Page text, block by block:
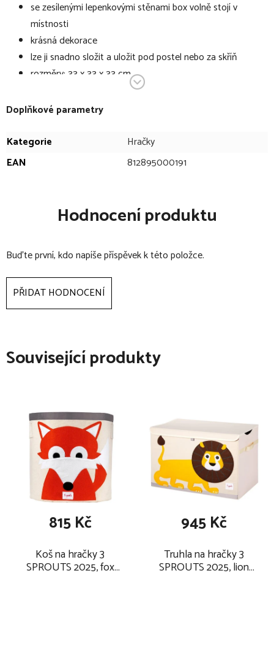
se zesílenými lepenkovými stěnami box volně stojí v
místnosti
krásná dekorace
lze ji snadno složit a uložit pod postel nebo za skříň
rozměry: 33 x 33 x 33 cm
materiál: 100% polyester, dekor: 100% polyesterová
plstěná aplikace, uvnitř: 100% lepenka
VAROVÁNÍ: Tento produkt není hračka. Před použitím odstaňte
obal. Obal udržujte mimo dosah dítěte. Nevhodné pro děti do 3
upozornění. Obrázky mají pouze informativní charakter.
Doplňkové parametry
Kategorie
Hračky
EAN
812895000191
Hodnocení produktu
Buďte první, kdo napíše příspěvek k této položce.
PŘIDAT HODNOCENÍ
Související produkty
Koš na hračky 3
SPROUTS 2025, fox
815 Kč
Truhla na hračky 3
SPROUTS 2025, lion
945 Kč